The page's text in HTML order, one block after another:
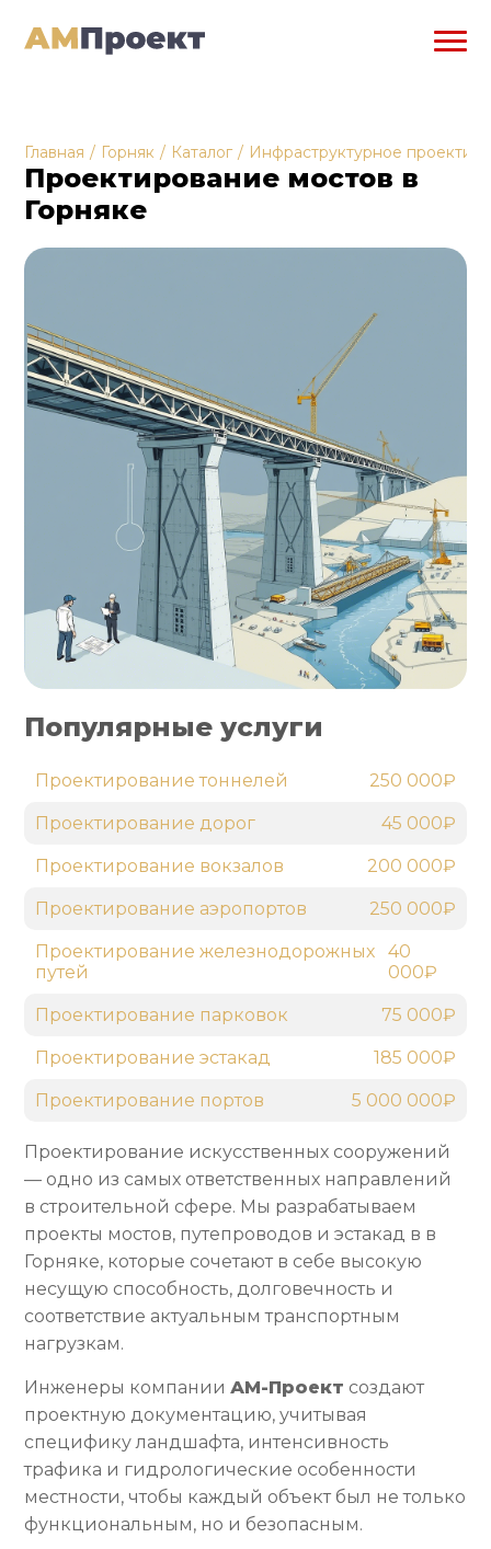
Главная / Горняк / Каталог / Инфраструктурное
Проектирование мостов в
Горняке
Проектирование искусственных сооружений
— одно из самых ответственных направлений
в строительной сфере. Мы разрабатываем
проекты мостов, путепроводов и эстакад в в
Горняке, которые сочетают в себе высокую
несущую способность, долговечность и
соответствие актуальным транспортным
нагрузкам.
Инженеры компанииАМ-Проект создают
проектную документацию, учитывая
специфику ландшафта, интенсивность
трафика и гидрологические особенности
местности, чтобы каждый объект был не только
функциональным, но и безопасным.
Популярные услуги
Проектирование тоннелей 250 000₽
Проектирование дорог 45 000₽
Проектирование вокзалов 200 000₽
Проектирование аэропортов 250 000₽
Проектирование железнодорожных
путей
40
000₽
Проектирование парковок 75 000₽
Проектирование эстакад 185 000₽
Проектирование портов 5 000 000₽